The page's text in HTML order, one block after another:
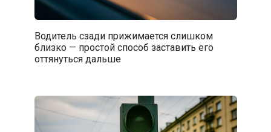
Водитель сзади прижимается слишком
близко — простой способ заставить его
оттянуться дальше